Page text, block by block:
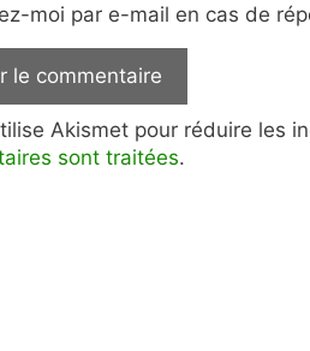
moi par e-mail en cas de
Akismet pour réduire les
sont traitées.